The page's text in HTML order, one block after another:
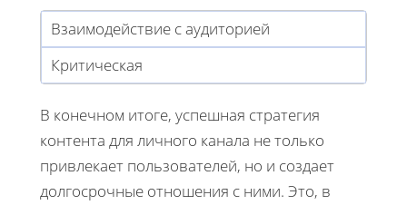
Взаимодействие с аудиторией
Критическая
В конечном итоге, успешная стратегия
контента для личного канала не только
привлекает пользователей, но и создает
долгосрочные отношения с ними. Это, в